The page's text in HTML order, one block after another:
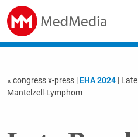
« congress x-press |EHA 2024| Late
Mantelzell-Lymphom